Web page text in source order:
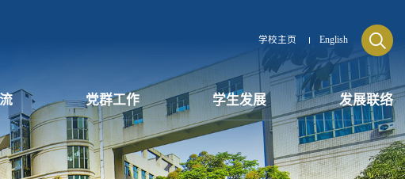
学校主页 English
党群工作 学生发展 发展联络